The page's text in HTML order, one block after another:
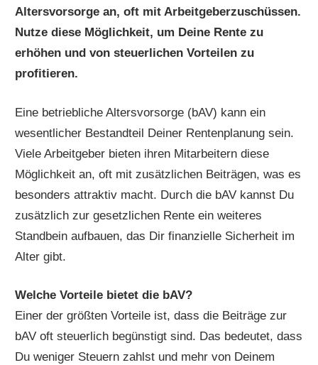
Altersvorsorge an, oft mit Arbeitgeberzuschüssen.
Nutze diese Möglichkeit, um Deine Rente zu
erhöhen und von steuerlichen Vorteilen zu
profitieren.
Eine betriebliche Altersvorsorge (bAV) kann ein
wesentlicher Bestandteil Deiner Rentenplanung sein.
Viele Arbeitgeber bieten ihren Mitarbeitern diese
Möglichkeit an, oft mit zusätzlichen Beiträgen, was es
besonders attraktiv macht. Durch die bAV kannst Du
zusätzlich zur gesetzlichen Rente ein weiteres
Standbein aufbauen, das Dir finanzielle Sicherheit im
Alter gibt.
Welche Vorteile bietet die bAV?
Einer der größten Vorteile ist, dass die Beiträge zur
bAV oft steuerlich begünstigt sind. Das bedeutet, dass
Du weniger Steuern zahlst und mehr von Deinem